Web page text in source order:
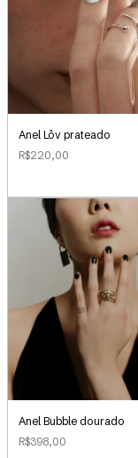
Anel Lôv prateado
R$220,00
Anel Bubble dourado
R$398,00